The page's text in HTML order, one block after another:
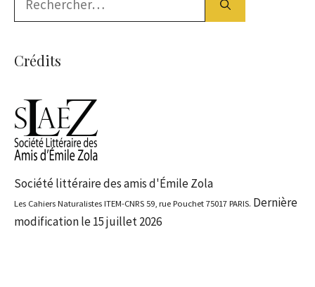
Crédits
Société littéraire des amis d'Émile Zola
Les Cahiers Naturalistes ITEM-CNRS 59, rue Pouchet 75017 PARIS. Dernière
modification le 15 juillet 2026